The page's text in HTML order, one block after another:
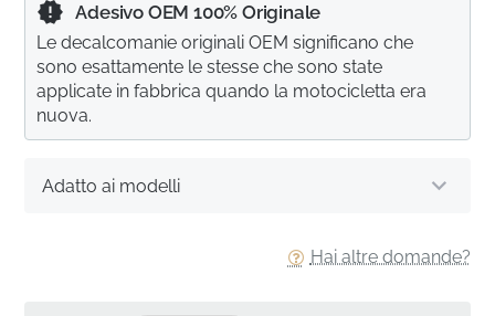
Hai altre domande?
Adatto ai modelli
Adesivo OEM 100% Originale
Le decalcomanie originali OEM significano che
sono esattamente le stesse che sono state
applicate in fabbrica quando la motocicletta era
nuova.